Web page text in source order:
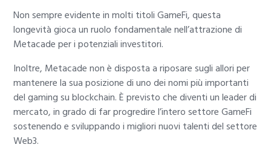
Non sempre evidente in molti titoli GameFi, questa
longevità gioca un ruolo fondamentale nell’attrazione di
Metacade per i potenziali investitori.
Inoltre, Metacade non è disposta a riposare sugli allori per
mantenere la sua posizione di uno dei nomi più importanti
del gaming su blockchain. È previsto che diventi un leader di
mercato, in grado di far progredire l’intero settore GameFi
sostenendo e sviluppando i migliori nuovi talenti del settore
Web3.